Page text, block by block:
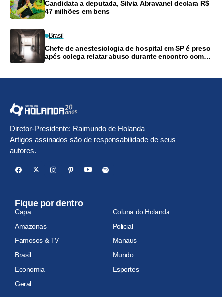
Candidata a deputada, Silvia Abravanel declara R$
47 milhões em bens
Brasil
Chefe de anestesiologia de hospital em SP é preso
após colega relatar abuso durante encontro com
Diretor-Presidente: Raimundo de Holanda
Artigos assinados são de responsabilidade de seus
autores.
Fique por dentro
Capa
Coluna do Holanda
Amazonas
Policial
Famosos & TV
Manaus
Brasil
Mundo
Economia
Esportes
Geral